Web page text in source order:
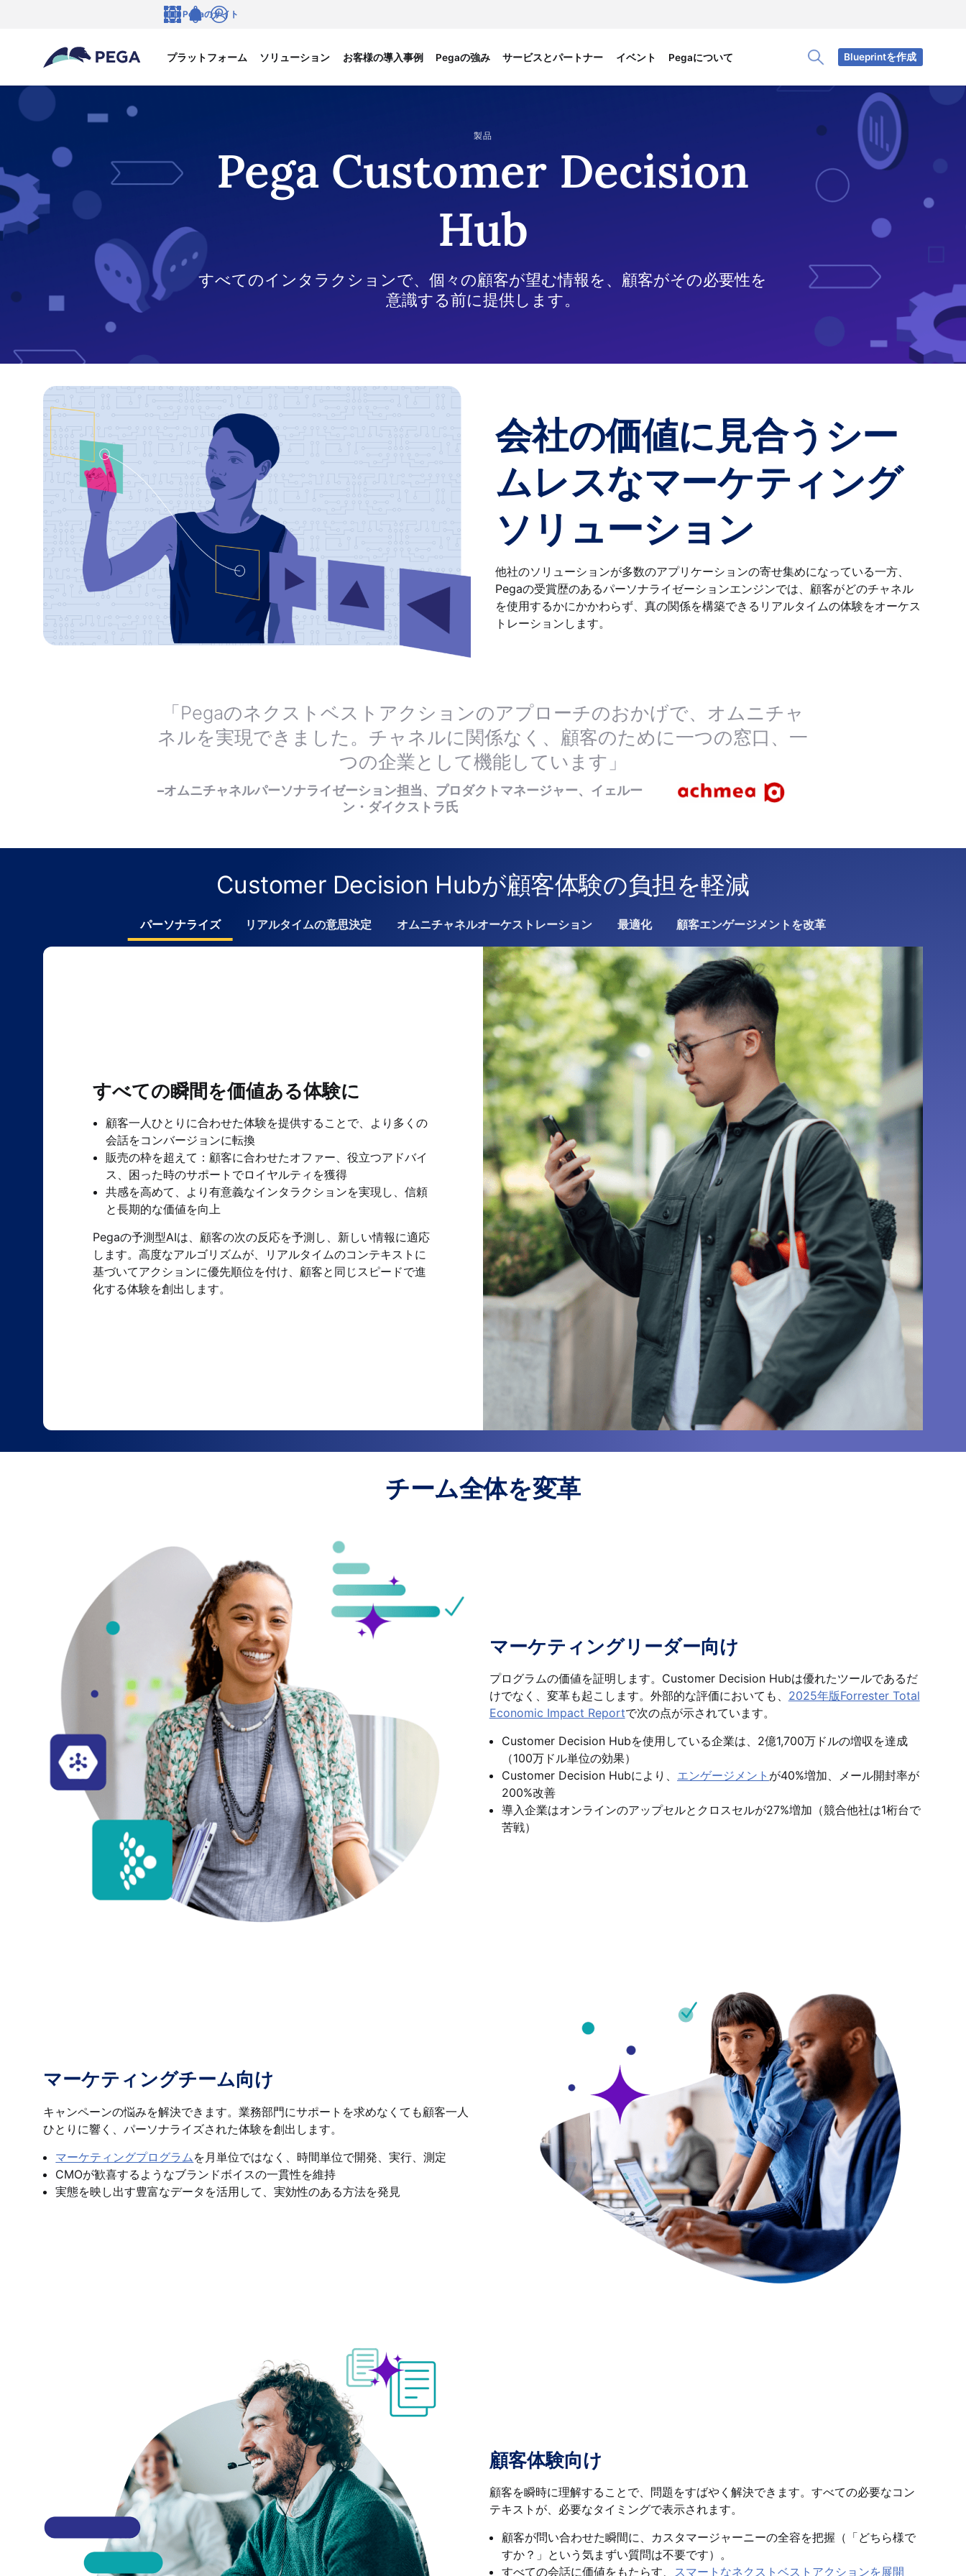
Toggle Search Panel
プラットフォーム ソリューション お客様の導入事例 Pegaの強み サービスとパートナー イベント Pegaについて
Pegaのサイト
Blueprintを作成
製品
Pega Customer Decision
Hub
すべてのインタラクションで、個々の顧客が望む情報を、顧客がその必要性を
意識する前に提供します。
会社の価値に見合うシー
ムレスなマーケティング
ソリューション
他社のソリューションが多数のアプリケーションの寄せ集めになっている一方、
Pegaの受賞歴のあるパーソナライゼーションエンジンでは、顧客がどのチャネル
を使用するかにかかわらず、真の関係を構築できるリアルタイムの体験をオーケス
トレーションします。
「Pegaのネクストベストアクションのアプローチのおかげで、オムニチャ
ネルを実現できました。チャネルに関係なく、顧客のために一つの窓口、一
つの企業として機能しています」
–オムニチャネルパーソナライゼーション担当、プロダクトマネージャー、イェルー
ン・ダイクストラ氏
Customer Decision Hubが顧客体験の負担を軽減
パーソナライズ
すべての瞬間を価値ある体験に
顧客一人ひとりに合わせた体験を提供することで、より多くの
会話をコンバージョンに転換
販売の枠を超えて：顧客に合わせたオファー、役立つアドバイ
ス、困った時のサポートでロイヤルティを獲得
共感を高めて、より有意義なインタラクションを実現し、信頼
と長期的な価値を向上
Pegaの予測型AIは、顧客の次の反応を予測し、新しい情報に適応
します。高度なアルゴリズムが、リアルタイムのコンテキストに
基づいてアクションに優先順位を付け、顧客と同じスピードで進
化する体験を創出します。
リアルタイムの意思決定 オムニチャネルオーケストレーション 最適化 顧客エンゲージメントを改革
チーム全体を変革
マーケティングリーダー向け
プログラムの価値を証明します。Customer Decision Hubは優れたツールであるだ
けでなく、変革も起こします。外部的な評価においても、 2025年版Forrester Total
Economic Impact Reportで次の点が示されています。
Customer Decision Hubを使用している企業は、2億1,700万ドルの増収を達成
（100万ドル単位の効果）
Customer Decision Hubにより、 エンゲージメント が40%増加、メール開封率が
200%改善
導入企業はオンラインのアップセルとクロスセルが27%増加（競合他社は1桁台で
苦戦）
マーケティングチーム向け
キャンペーンの悩みを解決できます。業務部門にサポートを求めなくても顧客一人
ひとりに響く、パーソナライズされた体験を創出します。
マーケティングプログラム を月単位ではなく、時間単位で開発、実行、測定
CMOが歓喜するようなブランドボイスの一貫性を維持
実態を映し出す豊富なデータを活用して、実効性のある方法を発見
顧客体験向け
顧客を瞬時に理解することで、問題をすばやく解決できます。すべての必要なコン
テキストが、必要なタイミングで表示されます。
顧客が問い合わせた瞬間に、カスタマージャーニーの全容を把握（「どちら様で
すか？」という気まずい質問は不要です）。
すべての会話に価値をもたらす、 スマートなネクストベストアクションを展開